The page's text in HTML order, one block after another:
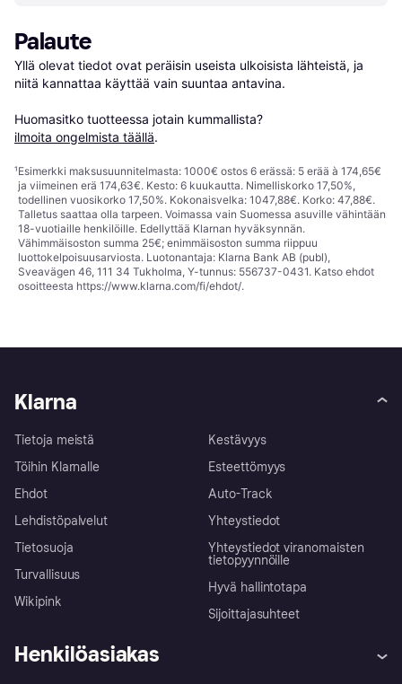
Palaute
Yllä olevat tiedot ovat peräisin useista ulkoisista lähteistä, ja
niitä kannattaa käyttää vain suuntaa antavina.
Huomasitko tuotteessa jotain kummallista?
ilmoita ongelmista täällä.
¹Esimerkki maksusuunnitelmasta: 1000€ ostos 6 erässä: 5 erää à 174,65€
ja viimeinen erä 174,63€. Kesto: 6 kuukautta. Nimelliskorko 17,50%,
todellinen vuosikorko 17,50%. Kokonaisvelka: 1047,88€. Korko: 47,88€.
Talletus saattaa olla tarpeen. Voimassa vain Suomessa asuville vähintään
18-vuotiaille henkilöille. Edellyttää Klarnan hyväksynnän.
Vähimmäisoston summa 25€; enimmäisoston summa riippuu
luottokelpoisuusarviosta. Luotonantaja: Klarna Bank AB (publ),
Sveavägen 46, 111 34 Tukholma, Y-tunnus: 556737-0431. Katso ehdot
osoitteesta https://www.klarna.com/fi/ehdot/.
Klarna
Tietoja meistä
Töihin Klarnalle
Ehdot
Lehdistöpalvelut
Tietosuoja
Turvallisuus
Wikipink
Kestävyys
Esteettömyys
Auto-Track
Yhteystiedot
Yhteystiedot viranomaisten
tietopyynnöille
Hyvä hallintotapa
Sijoittajasuhteet
Henkilöasiakas